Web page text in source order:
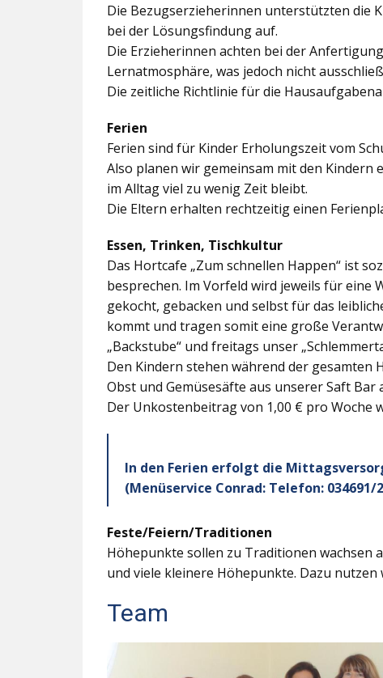
Die Bezugserzieherinnen unterstützten die
bei der Lösungsfindung auf.
Die Erzieherinnen achten bei der
Lernatmosphäre, was jedoch nicht
Die zeitliche Richtlinie für die
Ferien
Ferien sind für Kinder Erholungszeit vom
Also planen wir gemeinsam mit den
im Alltag viel zu wenig Zeit bleibt.
Die Eltern erhalten rechtzeitig einen
Essen, Trinken, Tischkultur
Das Hortcafe „Zum schnellen Happen“ ist
besprechen. Im Vorfeld wird jeweils für eine
gekocht, gebacken und selbst für das
kommt und tragen somit eine große
„Backstube“ und freitags unser
Den Kindern stehen während der
Obst und Gemüsesäfte aus unserer Saft Bar
Der Unkostenbeitrag von 1,00 € pro Woche
In den Ferien erfolgt die
(Menüservice Conrad: Telefon: 034691/
Feste/Feiern/Traditionen
Höhepunkte sollen zu Traditionen wachsen
und viele kleinere Höhepunkte. Dazu
Team